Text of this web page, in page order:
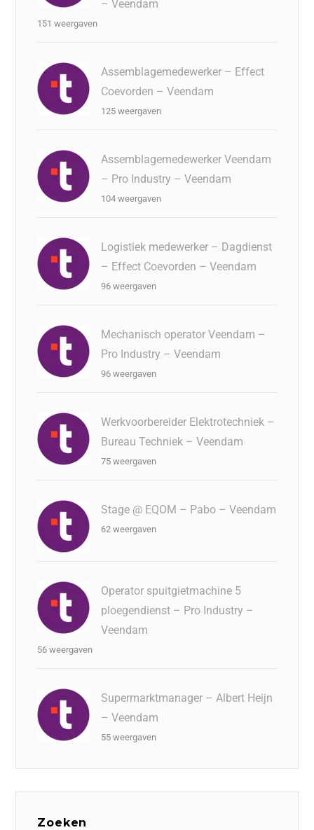
– Veendam
151 weergaven
Assemblagemedewerker – Effect
Coevorden – Veendam
125 weergaven
Assemblagemedewerker Veendam
– Pro Industry – Veendam
104 weergaven
Logistiek medewerker – Dagdienst
– Effect Coevorden – Veendam
96 weergaven
Mechanisch operator Veendam –
Pro Industry – Veendam
96 weergaven
Werkvoorbereider Elektrotechniek –
Bureau Techniek – Veendam
75 weergaven
Stage @ EQOM – Pabo – Veendam
62 weergaven
Operator spuitgietmachine 5
ploegendienst – Pro Industry –
Veendam
56 weergaven
Supermarktmanager – Albert Heijn
– Veendam
55 weergaven
Zoeken